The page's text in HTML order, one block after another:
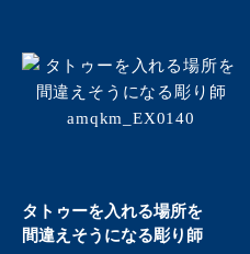
タトゥーを入れる場所を
間違えそうになる彫り師